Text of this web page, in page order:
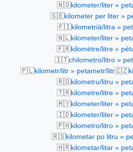
🇳🇴kilometer/liter »
🇸🇪kilometer per liter »
🇫🇮kilometriä/litra »
🇳🇱kilometer/liter »
🇫🇷kilomètre/litre »
🇮🇹chilometro/litro »
🇵🇱kilometr/litr » petametr/litr🇨🇿
🇷🇴kilometru/litru »
🇹🇷kilometre/litre »
🇲🇾kilometer/liter »
🇮🇩kilometer/liter »
🇵🇭kilometro/litro »
🇷🇸kilometar po litru »
🇭🇷kilometar/litar »